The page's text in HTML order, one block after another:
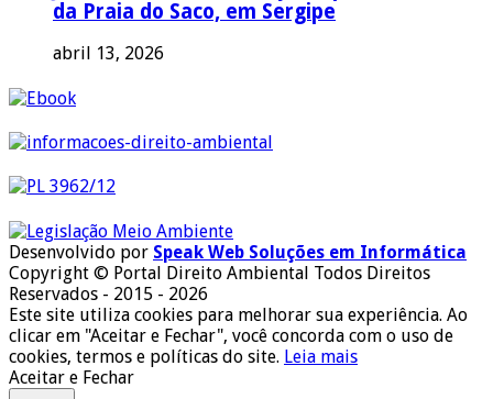
da Praia do Saco, em Sergipe
abril 13, 2026
Desenvolvido por Speak Web Soluções em Informática
Copyright © Portal Direito Ambiental Todos Direitos
Reservados - 2015 - 2026
Este site utiliza cookies para melhorar sua experiência. Ao
clicar em "Aceitar e Fechar", você concorda com o uso de
cookies, termos e políticas do site. Leia mais
Aceitar e Fechar